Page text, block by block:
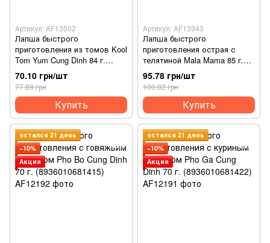
Артикул: AF13502
Лапша быстрого
приготовления из томов Kool
Tom Yum Cung Dinh 84 г.
(8936010682146)
70.10 грн/шт
77.89 грн
Купить
Артикул: AF13943
Лапша быстрого
приготовления острая с
телятиной Mala Mama 85 г.
(8850987151279)
95.78 грн/шт
100.82 грн
Купить
остался 21 день
−10%
Акция
остался 21 день
−10%
Акция